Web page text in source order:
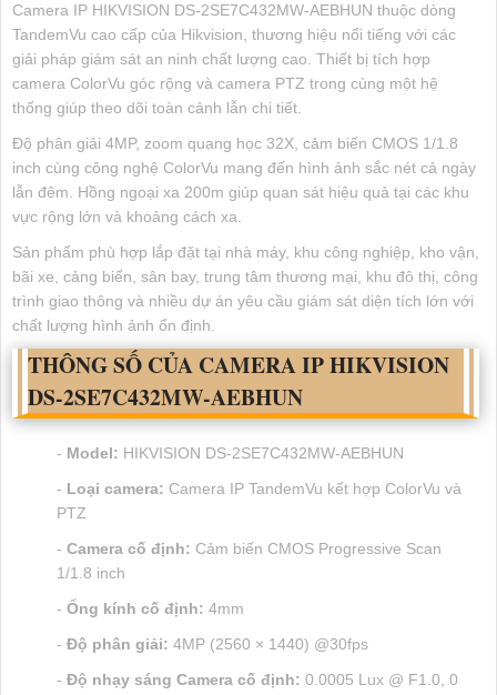
Camera IP HIKVISION DS-2SE7C432MW-AEBHUN thuộc dòng
TandemVu cao cấp của Hikvision, thương hiệu nổi tiếng với các
giải pháp giám sát an ninh chất lượng cao. Thiết bị tích hợp
camera ColorVu góc rộng và camera PTZ trong cùng một hệ
thống giúp theo dõi toàn cảnh lẫn chi tiết.
Độ phân giải 4MP, zoom quang học 32X, cảm biến CMOS 1/1.8
inch cùng công nghệ ColorVu mang đến hình ảnh sắc nét cả ngày
lẫn đêm. Hồng ngoại xa 200m giúp quan sát hiệu quả tại các khu
vực rộng lớn và khoảng cách xa.
Sản phẩm phù hợp lắp đặt tại nhà máy, khu công nghiệp, kho vận,
bãi xe, cảng biển, sân bay, trung tâm thương mại, khu đô thị, công
trình giao thông và nhiều dự án yêu cầu giám sát diện tích lớn với
chất lượng hình ảnh ổn định.
THÔNG SỐ CỦA CAMERA IP HIKVISION
DS-2SE7C432MW-AEBHUN
- Model: HIKVISION DS-2SE7C432MW-AEBHUN
- Loại camera: Camera IP TandemVu kết hợp ColorVu và
PTZ
- Camera cố định: Cảm biến CMOS Progressive Scan
1/1.8 inch
- Ống kính cố định: 4mm
- Độ phân giải: 4MP (2560 × 1440) @30fps
- Độ nhạy sáng Camera cố định: 0.0005 Lux @ F1.0, 0